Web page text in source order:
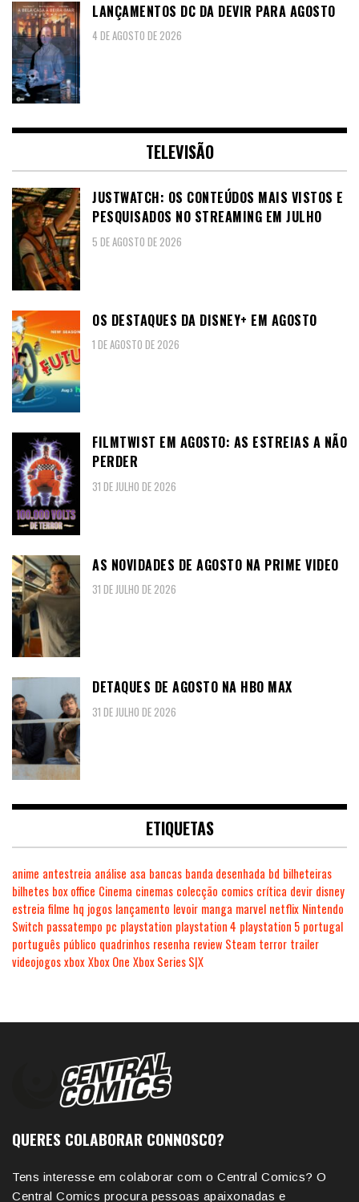
LANÇAMENTOS DC DA DEVIR PARA AGOSTO
4 DE AGOSTO DE 2026
TELEVISÃO
JUSTWATCH: OS CONTEÚDOS MAIS VISTOS E
PESQUISADOS NO STREAMING EM JULHO
5 DE AGOSTO DE 2026
OS DESTAQUES DA DISNEY+ EM AGOSTO
1 DE AGOSTO DE 2026
FILMTWIST EM AGOSTO: AS ESTREIAS A NÃO
PERDER
31 DE JULHO DE 2026
AS NOVIDADES DE AGOSTO NA PRIME VIDEO
31 DE JULHO DE 2026
DETAQUES DE AGOSTO NA HBO MAX
31 DE JULHO DE 2026
ETIQUETAS
anime antestreia análise asa bancas banda desenhada bd bilheteiras
bilhetes box office Cinema cinemas colecção comics crítica devir disney
estreia filme hq jogos lançamento levoir manga marvel netflix Nintendo
Switch passatempo pc playstation playstation 4 playstation 5 portugal
português público quadrinhos resenha review Steam terror trailer
videojogosxboxXbox One Xbox Series S|X
QUERES COLABORAR CONNOSCO?
Tens interesse em colaborar com o Central Comics? O
Central Comics procura pessoas apaixonadas e